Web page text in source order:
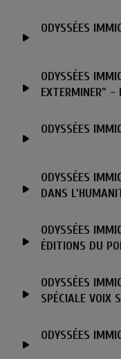
ODYSSÉES
ODYSSÉES
EXTERMINER" -
ODYSSÉES
ODYSSÉES
DANS
ODYSSÉES
ÉDITIONS DU
ODYSSÉES
SPÉCIALE VOIX
ODYSSÉES